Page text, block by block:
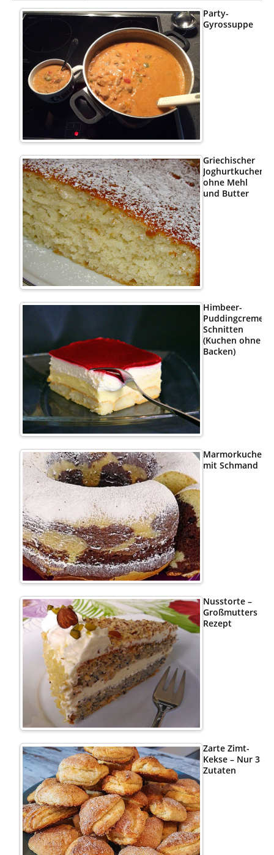
Party-
Gyrossuppe
Griechischer
Joghurtkuchen
ohne Mehl
und Butter
Himbeer-
Puddingcreme
Schnitten
(Kuchen ohne
Backen)
Marmorkuchen
mit Schmand
Nusstorte –
Großmutters
Rezept
Zarte Zimt-
Kekse – Nur 3
Zutaten